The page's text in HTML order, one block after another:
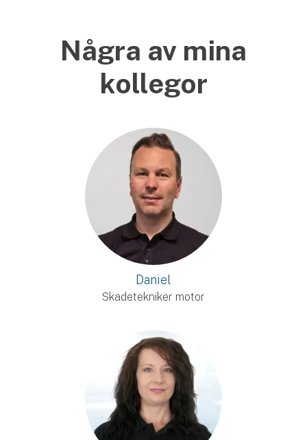
Några av mina
kollegor
Daniel
Skadetekniker motor